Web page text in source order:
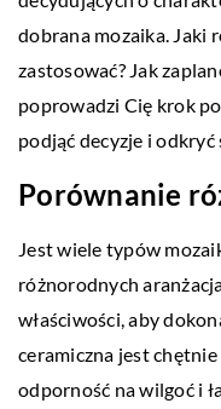
dobrana mozaika. Jaki
zastosować? Jak
poprowadzi Cię krok
podjąć decyzje i
Porównanie
Jest wiele typów
różnorodnych
właściwości, aby
ceramiczna jest
odporność na wilgoć i